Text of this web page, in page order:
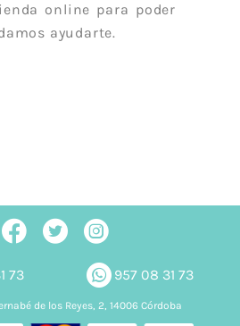
online para poder
ayudarte.
73 957 08 31 73
de los Reyes, 2, 14006 Córdoba